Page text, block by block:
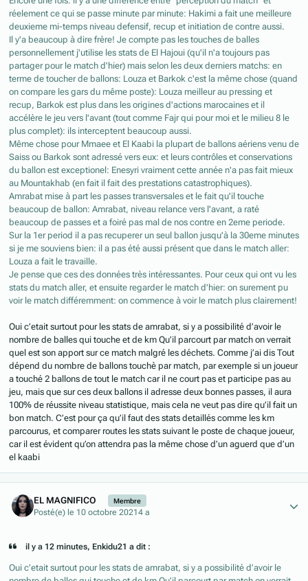
réelement ce qui se passe minute par minute: Hakimi a fait une meilleure
deuxieme mi-temps niveau defensif, recup et initiation de contre aussi.
Il y'a beaucoup à dire frère! Je compte pas les touches de balles
personnellement j'utilise les stats de El Hajoui (qu'il n'a toujours pas
partager pour le match d'hier) mais selon les deux derniers matchs: en
terme de toucher de ballons: Louza et Barkok c'est la même chose (quand
on compare les gars du même poste): Louza meilleur au pressing et
recup, Barkok est plus dans les origines d'actions marocaines et il
accélère le jeu vers l'avant (tout comme Fajr qui pour moi et le milieu 8 le
plus complet): ils interceptent beaucoup aussi.
Même chose pour Mmaee et El Kaabi la plupart de ballons aériens venu de
Saiss ou Barkok sont adressé vers eux: et leurs contrôles et conservations
du ballon est exceptionel: Enesyri vraiment cette année n'a pas fait mieux
au Mountakhab (en fait il fait des prestations catastrophiques).
Amrabat mise à part les passes transversales et le fait qu'il touche
beaucoup de ballon: Amrabat, niveau relance vers l'avant, a raté
beaucoup de passes et a foiré pas mal de nos contre en 2eme periode.
Sur la 1er period il a pas recuperer un seul ballon jusqu'à la 30eme minutes
si je me souviens bien: il a pas été aussi présent que dans le match aller:
Louza a fait le travaille.
Je pense que ces des données très intéressantes. Pour ceux qui ont vu les
stats du match aller, et ensuite regarder le match d'hier: on surement pu
voir le match différemment: on commence à voir le match plus clairement!
Oui c’etait surtout pour les stats de amrabat, si y a possibilité d’avoir le
nombre de balles qui touche et de km Qu’il parcourt par match on verrait
quel est son apport sur ce match malgré les déchets. Comme j’ai dis Tout
dépend du nombre de ballons touchè par match, par exemple si un joueur
a touché 2 ballons de tout le match car il ne court pas et participe pas au
jeu, mais que sur ces deux ballons il adresse deux bonnes passes, il aura
100% de réussite niveau statistique, mais cela ne veut pas dire qu’il fait un
bon match. C’est pour ça qu’il faut des stats detaillés comme les km
parcourus, et comparer routes les stats suivant le poste de chaque joueur,
car il est évident qu’on attendra pas la même chose d’un aguerd que d’un
el kaabi
EL MAGNIFICO Membre
Posté(e) le 10 octobre 20214 a
il y a 12 minutes, Enkidu21 a dit :
Oui c’etait surtout pour les stats de amrabat, si y a possibilité d’avoir le